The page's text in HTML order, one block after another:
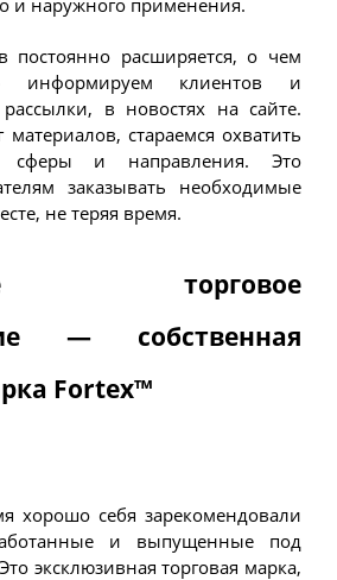
и наружного применения.
постоянно расширяется, о чем
информируем клиентов и
в новостях на сайте.
стараемся охватить
сферы и направления. Это
заказывать необходимые
не теряя время.
торговое
— собственная
Fortex™
хорошо себя зарекомендовали
и выпущенные под
эксклюзивная торговая марка,